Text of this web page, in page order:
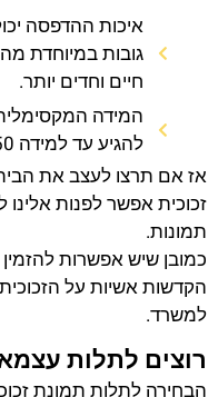
גובות במיוחדת
חיים וחדים יותר.
המידה
להגיע עד למידה 240/150
אז אם תרצו לעצב את
זכוכית אפשר לפנות
תמונות.
כמובן שיש אפשרות להזמין
הקדשות אשיות על
למשרד.
רוצים לתלות
הבחירה לתלות תמונת